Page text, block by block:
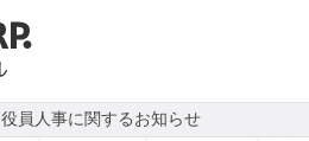
役員人事に関するお知らせ